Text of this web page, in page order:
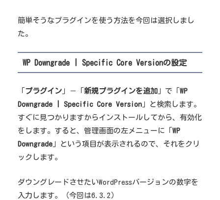
簡単そうなプラグインを使う方法を今回は選択しまし
た。
WP Downgrade | Specific Core Versionの設定
プラグイン 」－「 新規プラグインを追加 」で「 WP
Downgrade | Specific Core Version 」と検索します。
すぐに見つかりますからインストールしてから、有効化
をします。すると、管理画面の左メニューに「 WP
Downgrade 」という項目が表示されるので、それをクリ
ックします。
ダウングレードさせたいWordPressバージョンの数字を
入力します。（今回は6.3.2）